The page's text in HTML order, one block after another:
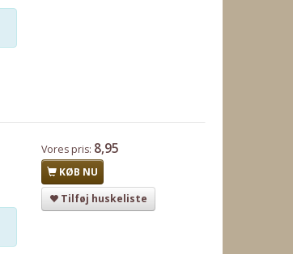
Vores pris: 8,95
KØB NU
Tilføj huskeliste